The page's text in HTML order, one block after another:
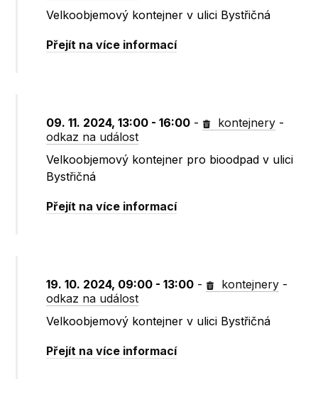
Velkoobjemový kontejner v ulici Bystřičná
Přejít na více informací
09. 11. 2024, 13:00 - 16:00 - kontejnery -
odkaz na událost
Velkoobjemový kontejner pro bioodpad v ulici
Bystřičná
Přejít na více informací
19. 10. 2024, 09:00 - 13:00 - kontejnery -
odkaz na událost
Velkoobjemový kontejner v ulici Bystřičná
Přejít na více informací